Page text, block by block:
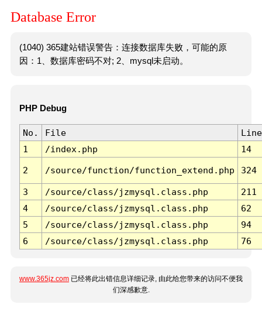
Database Error
(1040) 365建站错误警告：连接数据库失败，可能的原
因：1、数据库密码不对; 2、mysql未启动。
PHP Debug
No. File
Line
1
/index.php 14
2 /source/function/function_extend.php 324
3 /source/class/jzmysql.class.php
211
4
/source/class/jzmysql.class.php
62
5
/source/class/jzmysql.class.php
94
6
/source/class/jzmysql.class.php 76
www.365jz.com 已经将此出错信息详细记录, 由此给您带来的访问不便我
们深感歉意.